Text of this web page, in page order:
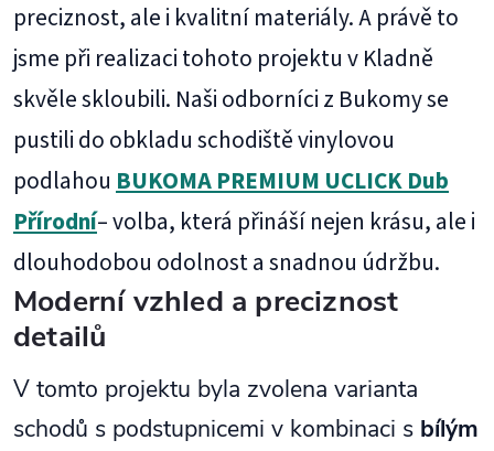
preciznost, ale i kvalitní materiály. A právě to
jsme při realizaci tohoto projektu v Kladně
skvěle skloubili. Naši odborníci z Bukomy se
pustili do obkladu schodiště vinylovou
podlahou BUKOMA PREMIUM UCLICK Dub
Přírodní– volba, která přináší nejen krásu, ale i
dlouhodobou odolnost a snadnou údržbu.
Moderní vzhled a preciznost
detailů
V tomto projektu byla zvolena varianta
schodů s podstupnicemi v kombinaci s bílým